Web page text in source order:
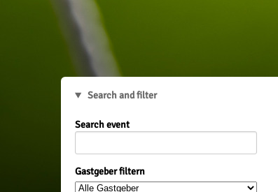
Search and filter
Search event
Gastgeber filtern